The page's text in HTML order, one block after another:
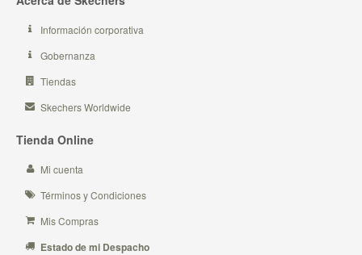
Información corporativa
Gobernanza
Tiendas
Skechers Worldwide
Tienda Online
Mi cuenta
Términos y Condiciones
Mis Compras
Estado de mi Despacho